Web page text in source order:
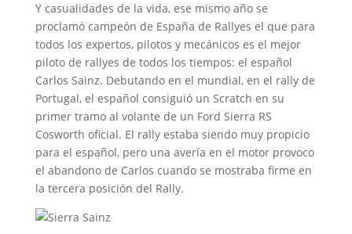
Y casualidades de la vida, ese mismo año se
proclamó campeón de España de Rallyes el que para
todos los expertos, pilotos y mecánicos es el mejor
piloto de rallyes de todos los tiempos: el español
Carlos Sainz. Debutando en el mundial, en el rally de
Portugal, el español consiguió un Scratch en su
primer tramo al volante de un Ford Sierra RS
Cosworth oficial. El rally estaba siendo muy propicio
para el español, pero una avería en el motor provoco
el abandono de Carlos cuando se mostraba firme en
la tercera posición del Rally.